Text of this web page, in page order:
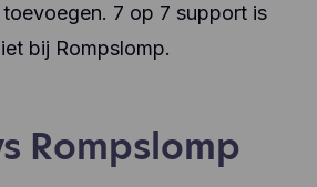
7 op 7 support is
bij Rompslomp.
Rompslomp